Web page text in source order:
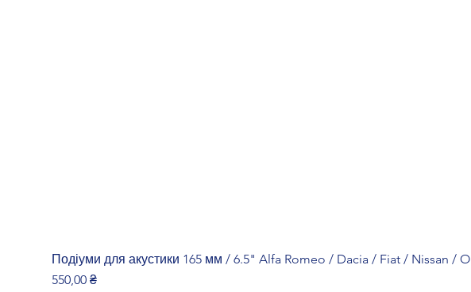
Подіуми для акустики 165 мм / 6.5" Alfa Romeo / Dacia / Fiat / Nissan /
Ціна
550,00 ₴